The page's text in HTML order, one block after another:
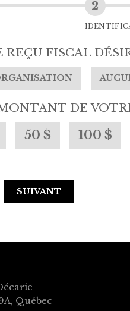
REÇU FISCAL
DE
50 $ 100 $
Québec